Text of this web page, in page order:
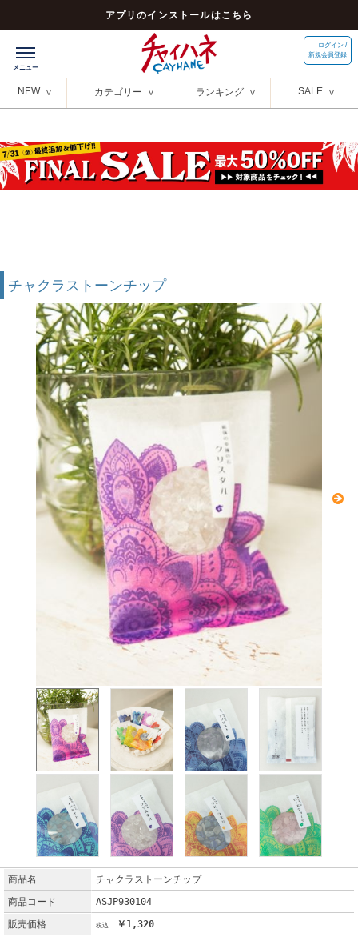
アプリのインストールはこちら
ログイン /
新規会員登録
NEW カテゴリー ランキング SALE
チャクラストーンチップ
商品名
チャクラストーンチップ
商品コード
ASJP930104
販売価格
￥1,320